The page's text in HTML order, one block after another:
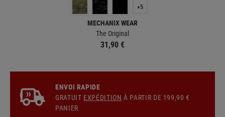
+5
MECHANIX WEAR
The Original
31,90 €
ENVOI RAPIDE
GRATUIT EXPÉDITION À PARTIR DE 199,90 €
PANIER